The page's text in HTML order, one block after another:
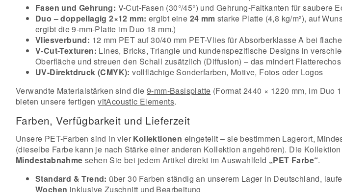
Fasen und Gehrung: V-Cut-Fasen (30°/45°) und Gehrung-Faltkanten für saubere
Duo – doppellagig 2×12 mm: ergibt eine 24 mm starke Platte (4,8 kg/m²), auf
ergibt die 9-mm-Platte im Duo 18 mm.)
Vliesverbund: 12 mm PET auf 30/40 mm PET-Vlies für Absorberklasse A bei
V-Cut-Texturen: Lines, Bricks, Triangle und kundenspezifische Designs in
Oberfläche und streuen den Schall zusätzlich (Diffusion) – das mindert
UV-Direktdruck (CMYK): vollflächige Sonderfarben, Motive, Fotos oder Logos
Verwandte Materialstärken sind die 9-mm-Basisplatte (Format 2440 × 1220 mm, im Duo
bieten unsere fertigenvitAcoustic Elements.
Farben, Verfügbarkeit und Lieferzeit
Unsere PET-Farben sind in vier Kollektionen eingeteilt – sie bestimmen Lagerort,
(dieselbe Farbe kann je nach Stärke einer anderen Kollektion angehören). Die
Mindestabnahme sehen Sie bei jedem Artikel direkt im Auswahlfeld „PET Farbe“.
Standard & Trend: über 30 Farben ständig an unserem Lager in Deutschland,
Wochen inklusive Zuschnitt und Bearbeitung